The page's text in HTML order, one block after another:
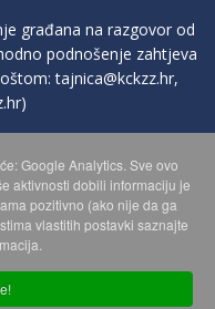
građana na razgovor od
podnošenje zahtjeva
tajnica@kckzz.hr,
)
OSOBNIH PODATAKA
Google Analytics. Sve ovo
aktivnosti dobili informaciju je
pozitivno (ako nije da ga
vlastitih postavki saznajte